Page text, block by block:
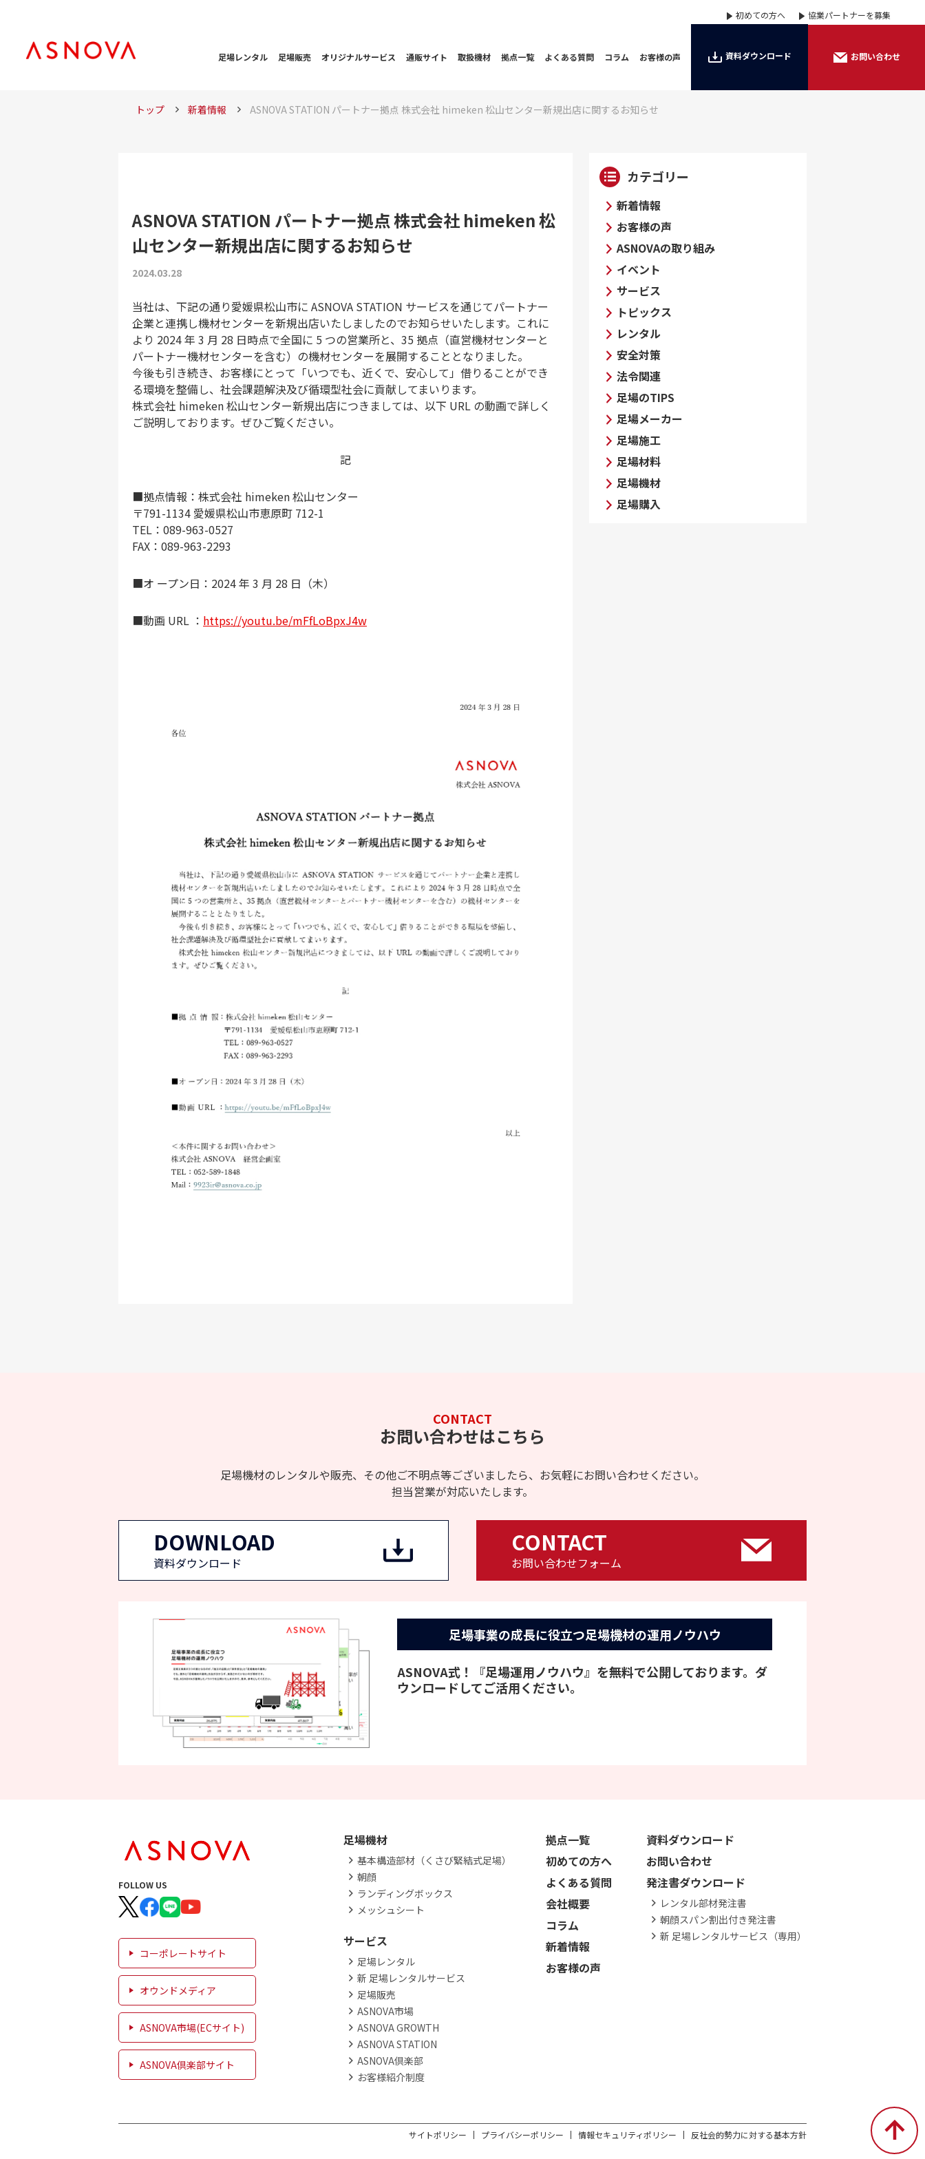
初めての方へ 協業パートナーを募集
足場レンタル 足場販売 オリジナルサービス 通販サイト 取扱機材 拠点一覧 よくある質問 コラム お客様の声 資料ダウンロード お問い合わせ
トップ 新着情報 ASNOVA STATION パートナー拠点 株式会社 himeken 松山センター新規出店に関するお知らせ
ASNOVA STATION パートナー拠点 株式会社 himeken 松
山センター新規出店に関するお知らせ
2024.03.28
当社は、下記の通り愛媛県松山市に ASNOVA STATION サービスを通じてパートナー
企業と連携し機材センターを新規出店いたしましたのでお知らせいたします。これに
より 2024 年 3 月 28 日時点で全国に 5 つの営業所と、35 拠点（直営機材センターと
パートナー機材センターを含む）の機材センターを展開することとなりました。
今後も引き続き、お客様にとって「いつでも、近くで、安心して」借りることができ
る環境を整備し、社会課題解決及び循環型社会に貢献してまいります。
株式会社 himeken 松山センター新規出店につきましては、以下 URL の動画で詳しく
ご説明しております。ぜひご覧ください。
記
■拠点情報：株式会社 himeken 松山センター
〒791-1134 愛媛県松山市恵原町 712-1
TEL：089-963-0527
FAX：089-963-2293
■オ ープン日：2024 年 3 月 28 日（木）
■動画 URL ： https://youtu.be/mFfLoBpxJ4w
カテゴリー
新着情報
お客様の声
ASNOVAの取り組み
イベント
サービス
トピックス
レンタル
安全対策
法令関連
足場のTIPS
足場メーカー
足場施工
足場材料
足場機材
足場購入
CONTACT
お問い合わせはこちら
足場機材のレンタルや販売、その他ご不明点等ございましたら、お気軽にお問い合わせください。
担当営業が対応いたします。
DOWNLOAD
資料ダウンロード
CONTACT
お問い合わせフォーム
足場事業の成長に役立つ足場機材の運用ノウハウ
ASNOVA式！『足場運用ノウハウ』を無料で公開しております。ダ
ウンロードしてご活用ください。
FOLLOW US
コーポレートサイト
オウンドメディア
ASNOVA市場(ECサイト)
ASNOVA倶楽部サイト
足場機材
基本構造部材（くさび緊結式足場）
朝顔
ランディングボックス
メッシュシート
サービス
足場レンタル
新 足場レンタルサービス
足場販売
ASNOVA市場
ASNOVA GROWTH
ASNOVA STATION
ASNOVA倶楽部
お客様紹介制度
拠点一覧
初めての方へ
よくある質問
会社概要
コラム
新着情報
お客様の声
資料ダウンロード
お問い合わせ
発注書ダウンロード
レンタル部材発注書
朝顔スパン割出付き発注書
新 足場レンタルサービス（専用）
サイトポリシー プライバシーポリシー 情報セキュリティポリシー 反社会的勢力に対する基本方針